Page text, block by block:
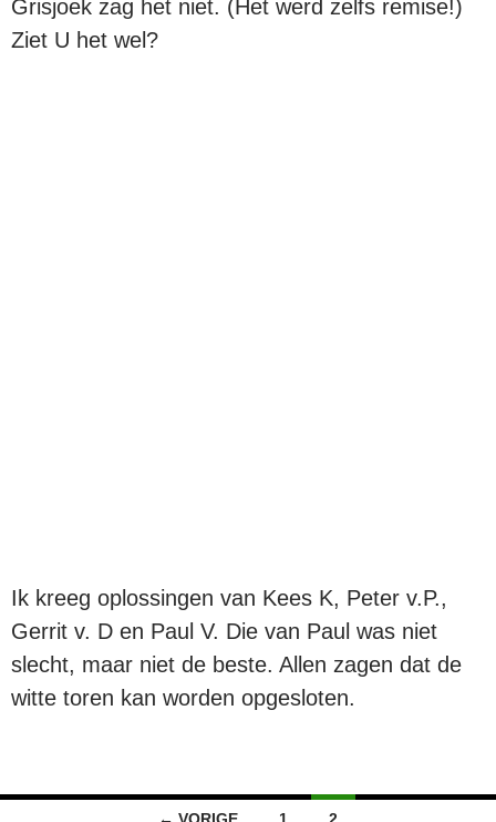
Grisjoek zag het niet. (Het werd zelfs remise!)
Ziet U het wel?
Ik kreeg oplossingen van Kees K, Peter v.P.,
Gerrit v. D en Paul V. Die van Paul was niet
slecht, maar niet de beste. Allen zagen dat de
witte toren kan worden opgesloten.
← VORIGE 1 2